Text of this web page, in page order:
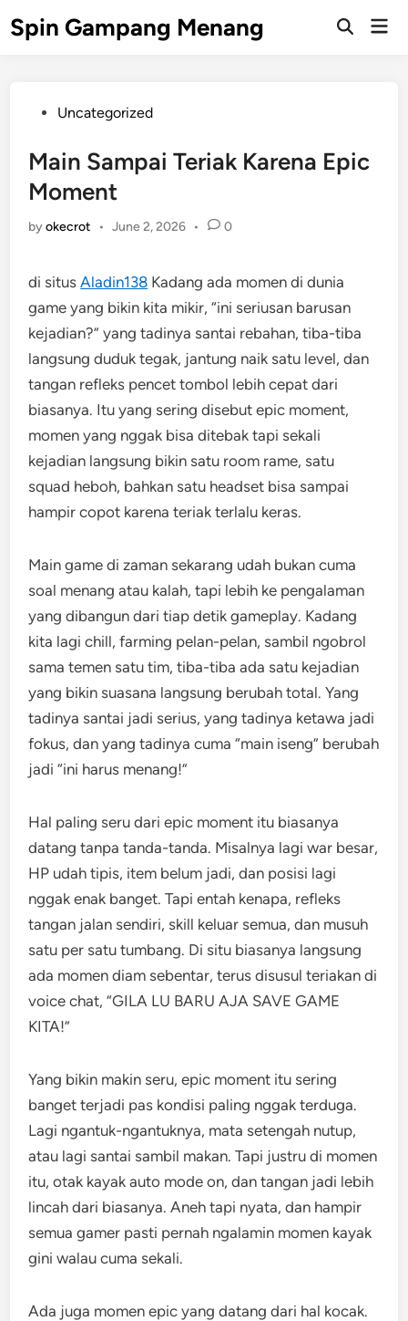
toSpin Gampang Menang
Open
PostedUncategorized
Main Sampai Teriak Karena Epic
Moment
byokecrot • June 2, 2026 • 0
di situsAladin138 Kadang ada momen di dunia
game yang bikin kita mikir, “ini seriusan barusan
kejadian?” yang tadinya santai rebahan, tiba-tiba
langsung duduk tegak, jantung naik satu level, dan
tangan refleks pencet tombol lebih cepat dari
biasanya. Itu yang sering disebut epic moment,
momen yang nggak bisa ditebak tapi sekali
kejadian langsung bikin satu room rame, satu
squad heboh, bahkan satu headset bisa sampai
hampir copot karena teriak terlalu keras.
Main game di zaman sekarang udah bukan cuma
soal menang atau kalah, tapi lebih ke pengalaman
yang dibangun dari tiap detik gameplay. Kadang
kita lagi chill, farming pelan-pelan, sambil ngobrol
sama temen satu tim, tiba-tiba ada satu kejadian
yang bikin suasana langsung berubah total. Yang
tadinya santai jadi serius, yang tadinya ketawa jadi
fokus, dan yang tadinya cuma “main iseng” berubah
jadi “ini harus menang!”
Hal paling seru dari epic moment itu biasanya
datang tanpa tanda-tanda. Misalnya lagi war besar,
HP udah tipis, item belum jadi, dan posisi lagi
nggak enak banget. Tapi entah kenapa, refleks
tangan jalan sendiri, skill keluar semua, dan musuh
satu per satu tumbang. Di situ biasanya langsung
ada momen diam sebentar, terus disusul teriakan di
voice chat, “GILA LU BARU AJA SAVE GAME
KITA!”
Yang bikin makin seru, epic moment itu sering
banget terjadi pas kondisi paling nggak terduga.
Lagi ngantuk-ngantuknya, mata setengah nutup,
atau lagi santai sambil makan. Tapi justru di momen
itu, otak kayak auto mode on, dan tangan jadi lebih
lincah dari biasanya. Aneh tapi nyata, dan hampir
semua gamer pasti pernah ngalamin momen kayak
gini walau cuma sekali.
Ada juga momen epic yang datang dari hal kocak.